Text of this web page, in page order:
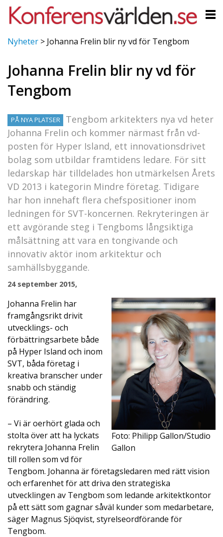
Nyheter > Johanna Frelin blir ny vd för Tengbom
Johanna Frelin blir ny vd för
Tengbom
PÅ NYA PLATSER
Tengbom arkitekters nya vd heter
Johanna Frelin och kommer närmast från vd-
posten för Hyper Island, ett innovationsdrivet
bolag som utbildar framtidens ledare. För sitt
ledarskap här tilldelades hon utmärkelsen Årets
VD 2013 i kategorin Mindre företag. Tidigare
har hon innehaft flera chefspositioner inom
ledningen för SVT-koncernen. Rekryteringen är
ett avgörande steg i Tengboms långsiktiga
målsättning att vara en tongivande och
innovativ aktör inom arkitektur och
samhällsbyggande.
24 september 2015,
Foto: Philipp Gallon/Studio
Gallon
Johanna Frelin har
framgångsrikt drivit
utvecklings- och
förbättringsarbete både
på Hyper Island och inom
SVT, båda företag i
kreativa branscher under
snabb och ständig
förändring.
– Vi är oerhört glada och
stolta över att ha lyckats
rekrytera Johanna Frelin
till rollen som vd för
Tengbom. Johanna är företagsledaren med rätt vision
och erfarenhet för att driva den strategiska
utvecklingen av Tengbom som ledande arkitektkontor
på ett sätt som gagnar såväl kunder som medarbetare,
säger Magnus Sjöqvist, styrelseordförande för
Tengbom.